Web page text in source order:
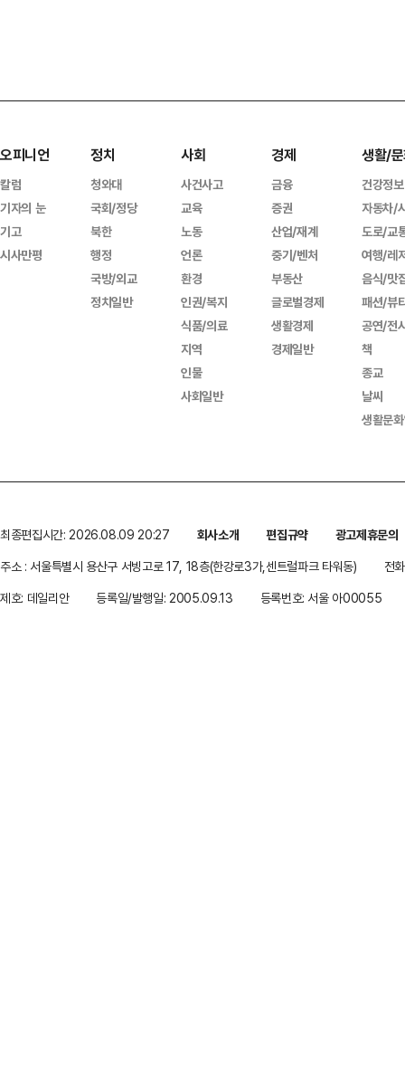
오피니언
칼럼
기자의 눈
기고
시사만평
정치
청와대
국회/정당
북한
행정
국방/외교
정치일반
사회
사건사고
교육
노동
언론
환경
인권/복지
식품/의료
지역
인물
사회일반
경제
금융
증권
산업/재계
중기/벤처
부동산
글로벌경제
생활경제
경제일반
생활/
건강정보
자동차/
도로/교
여행/레
음식/맛
패션/뷰
공연/전
책
종교
날씨
생활문
최종편집시간: 2026.08.09 20:27 회사소개 편집규약
광고제휴문의
주소 : 서울특별시 용산구 서빙고로 17, 18층(한강로3가,센트럴파크 타워동)
전
제호: 데일리안
등록일/발행일: 2005.09.13 등록번호: 서울 아00055